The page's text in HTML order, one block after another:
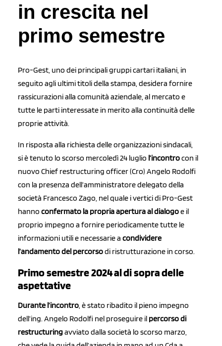
in crescita nel
primo semestre
Pro-Gest, uno dei principali gruppi cartari italiani, in
seguito agli ultimi titoli della stampa, desidera fornire
rassicurazioni alla comunità aziendale, al mercato e
tutte le parti interessate in merito alla continuità delle
proprie attività.
In risposta alla richiesta delle organizzazioni sindacali,
si è tenuto lo scorso mercoledì 24 luglio l’incontrocon il
nuovo Chief restructuring officer (Cro) Angelo Rodolfi
con la presenza dell’amministratore delegato della
società Francesco Zago, nel quale i vertici di Pro-Gest
hanno confermato la propria apertura al dialogoe il
proprio impegno a fornire periodicamente tutte le
informazioni utili e necessarie a condividere
l’andamento del percorsodi ristrutturazione in corso.
Primo semestre 2024 al di sopra delle
aspettative
Durante l’incontro, è stato ribadito il pieno impegno
dell’ing. Angelo Rodolfi nel proseguire il percorso di
restructuringavviato dalla società lo scorso marzo,